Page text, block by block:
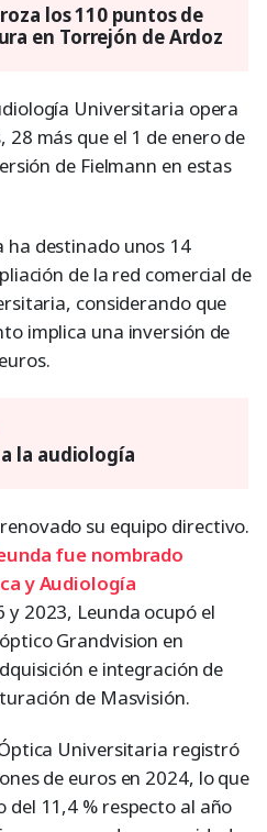
los 110 puntos de
en Torrejón de Ardoz
Universitaria opera
más que el 1 de enero de
de Fielmann en estas
ha destinado unos 14
de la red comercial de
considerando que
implica una inversión de
la audiología
su equipo directivo.
fue nombrado
y Audiología
y 2023, Leunda ocupó el
Grandvision en
e integración de
de Masvisión.
Universitaria registró
de euros en 2024, lo que
11,4 % respecto al año